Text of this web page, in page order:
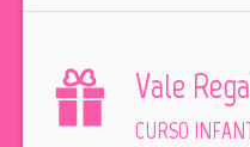
Vale
CURSO